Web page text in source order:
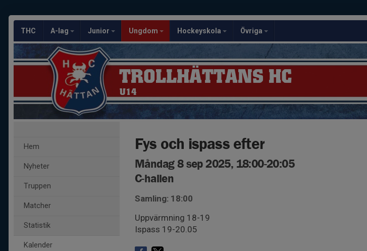
THC A-lag Junior Ungdom Hockeyskola Övriga
TROLLHÄTTANS HC
U14
Hem
Nyheter
Truppen
Matcher
Statistik
Kalender
Fys och ispass efter
Måndag 8 sep 2025, 18:00-20:05
C-hallen
Samling: 18:00
Uppvärmning 18-19
Ispass 19-20.05